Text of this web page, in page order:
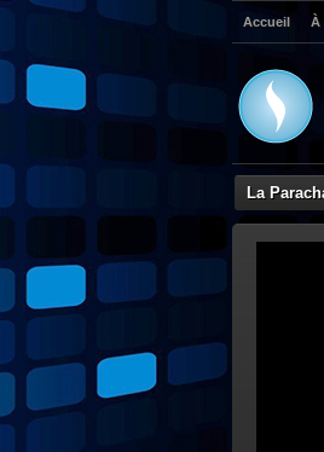
Accueil À
La